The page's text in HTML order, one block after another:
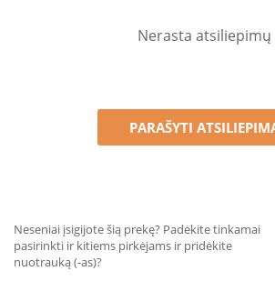
Nerasta atsiliepimų
PARAŠYTI
Neseniai įsigijote šią prekę? Padėkite tinkamai
pasirinkti ir kitiems pirkėjams ir pridėkite
nuotrauką (-as)?